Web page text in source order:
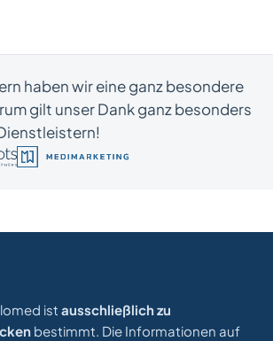
haben wir eine ganz besondere
gilt unser Dank ganz besonders
ist ausschließlich zu
bestimmt. Die Informationen auf